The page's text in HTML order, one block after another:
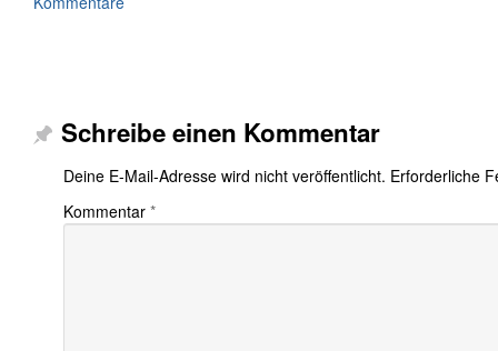
Schreibe einen Kommentar
Deine E-Mail-Adresse wird nicht veröffentlicht. Erforderliche
Kommentar *